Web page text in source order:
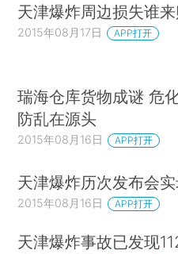
天津爆炸周边损失谁来
2015年08月17日 APP打开
瑞海仓库货物成谜 危
防乱在源头
2015年08月16日 APP打开
天津爆炸历次发布会
2015年08月16日 APP打开
天津爆炸事故已发现